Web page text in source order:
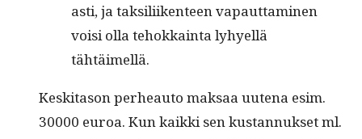
asti, ja tak­sili­iken­teen vapaut­ta­mi­nen
voisi olla tehokkain­ta lyhyel­lä
tähtäimellä.
Keski­ta­son per­heau­to mak­saa uute­na esim.
30000 euroa. Kun kaik­ki sen kus­tan­nuk­set ml.